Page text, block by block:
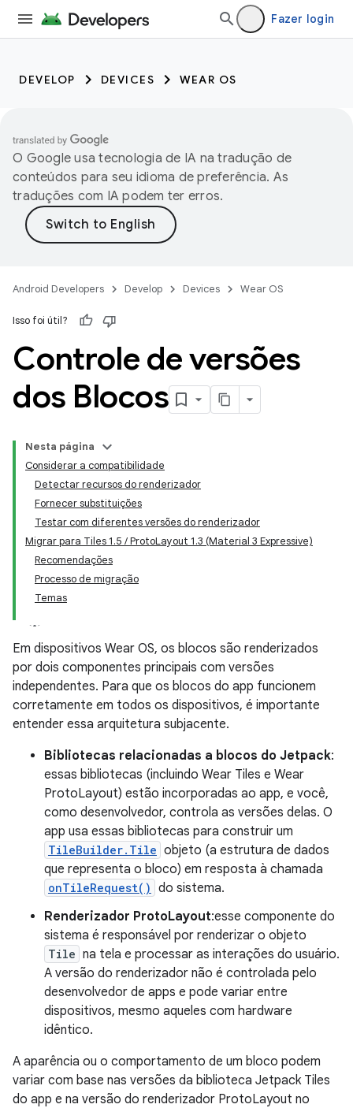
Fazer login
DEVELOP DEVICES WEAR OS
O Google usa tecnologia de IA na tradução de
conteúdos para seu idioma de preferência. As
traduções com IA podem ter erros.
Android Developers Develop Devices Wear OS
Isso foi útil?
Controle de versões
dos Blocos
Nesta página
Considerar a compatibilidade
Detectar recursos do renderizador
Fornecer substituições
Testar com diferentes versões do renderizador
Migrar para Tiles 1.5 / ProtoLayout 1.3 (Material 3 Expressive)
Recomendações
Processo de migração
Temas
Em dispositivos Wear OS, os blocos são renderizados
por dois componentes principais com versões
independentes. Para que os blocos do app funcionem
corretamente em todos os dispositivos, é importante
entender essa arquitetura subjacente.
Bibliotecas relacionadas a blocos do Jetpack:
essas bibliotecas (incluindo Wear Tiles e Wear
ProtoLayout) estão incorporadas ao app, e você,
como desenvolvedor, controla as versões delas. O
app usa essas bibliotecas para construir um
TileBuilder.Tile objeto (a estrutura de dados
que representa o bloco) em resposta à chamada
onTileRequest() do sistema.
Renderizador ProtoLayout:esse componente do
sistema é responsável por renderizar o objeto
Tile na tela e processar as interações do usuário.
A versão do renderizador não é controlada pelo
desenvolvedor de apps e pode variar entre
dispositivos, mesmo aqueles com hardware
idêntico.
A aparência ou o comportamento de um bloco podem
variar com base nas versões da biblioteca Jetpack Tiles
do app e na versão do renderizador ProtoLayout no